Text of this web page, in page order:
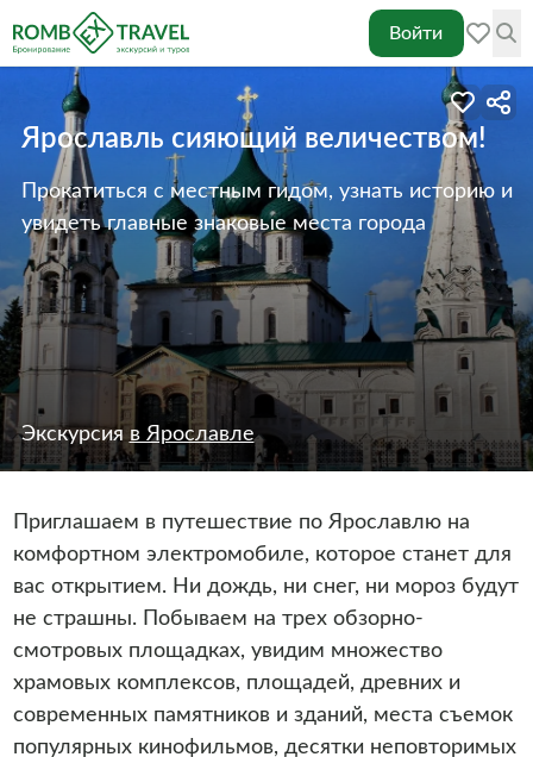
Войти
Ярославль сияющий величеством!
Прокатиться с местным гидом, узнать историю и
увидеть главные знаковые места города
Экскурсия в Ярославле
Приглашаем в путешествие по Ярославлю на
комфортном электромобиле, которое станет для
вас открытием. Ни дождь, ни снег, ни мороз будут
не страшны. Побываем на трех обзорно-
смотровых площадках, увидим множество
храмовых комплексов, площадей, древних и
современных памятников и зданий, места съемок
популярных кинофильмов, десятки неповторимых